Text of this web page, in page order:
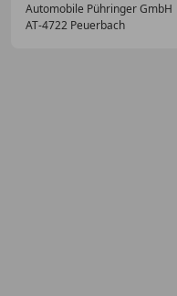
Automobile Pühringer GmbH
AT-4722 Peuerbach